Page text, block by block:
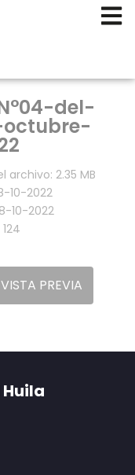
del-
archivo: 2.35 MB
10-2022
10-2022
VISTA PREVIA